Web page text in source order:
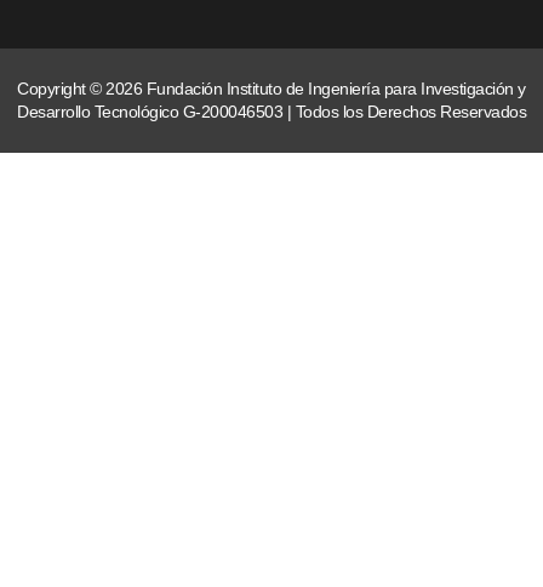
Copyright © 2026 Fundación Instituto de Ingeniería para Investigación y
Desarrollo Tecnológico G-200046503 | Todos los Derechos Reservados